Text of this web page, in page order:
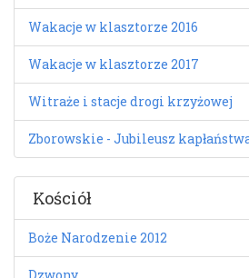
Wakacje w klasztorze 2016
Wakacje w klasztorze 2017
Witraże i stacje drogi krzyżowej
Zborowskie - Jubileusz
Kościół
Boże Narodzenie 2012